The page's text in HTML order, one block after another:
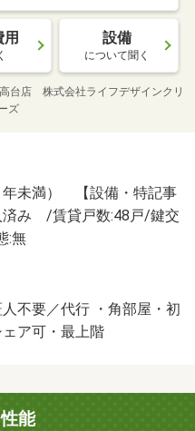
設備
について聞く
台店 株式会社ライフデザインクリ
ズ
未満） 【設備・特記事
済み /賃貸戸数:48戸/鍵交
:無
不要／代行 ・角部屋・初
ア可・最上階
能